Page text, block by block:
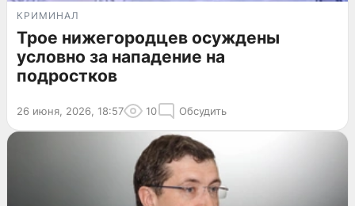
КРИМИНАЛ
Трое нижегородцев осуждены
условно за нападение на
подростков
26 июня, 2026, 18:57 10 Обсудить